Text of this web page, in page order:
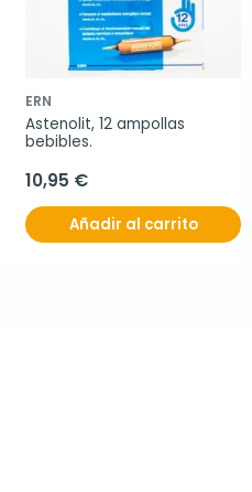
ERN
Astenolit, 12 ampollas
bebibles.
10,95 €
Añadir al carrito